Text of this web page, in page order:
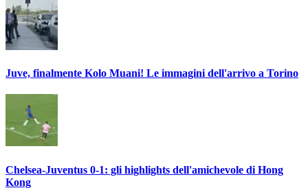
Juve, finalmente Kolo Muani! Le immagini dell'arrivo a Torino
Chelsea-Juventus 0-1: gli highlights dell'amichevole di Hong
Kong